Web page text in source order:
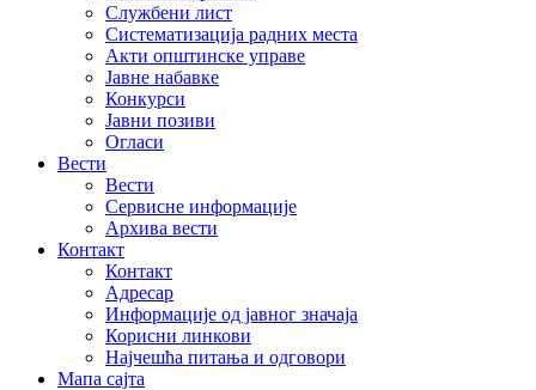
Службени лист
Систематизација радних места
Акти општинске управе
Јавне набавке
Конкурси
Јавни позиви
Огласи
Вести
Вести
Сервисне информације
Архива вести
Контакт
Контакт
Адресар
Информације од јавног значаја
Корисни линкови
Најчешћа питања и одговори
Мапа сајта